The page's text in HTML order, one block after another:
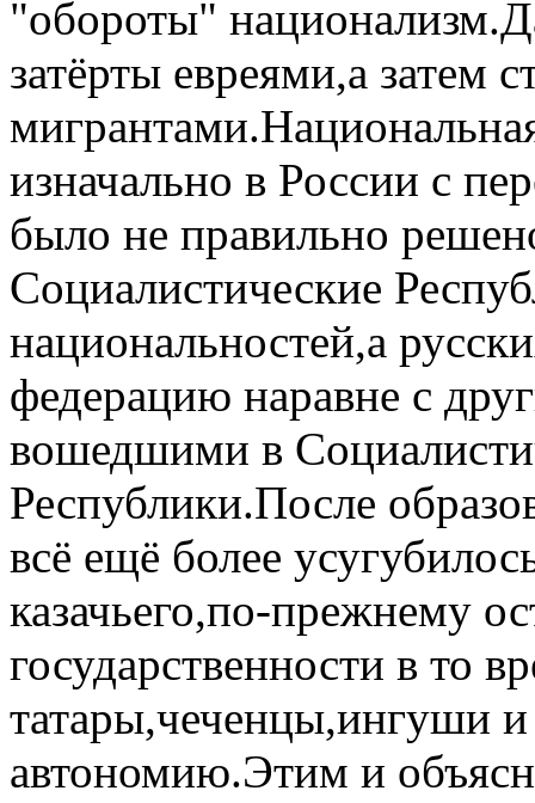
"обороты"
затёрты евреями,а затем
изначально в России с
было не правильно
Социалистические
национальностей,а
федерацию наравне с
вошедшими в
Республики.После
всё ещё более
казачьего,по-прежнему
государственности в то
татары,чеченцы,ингуши
автономию.Этим и